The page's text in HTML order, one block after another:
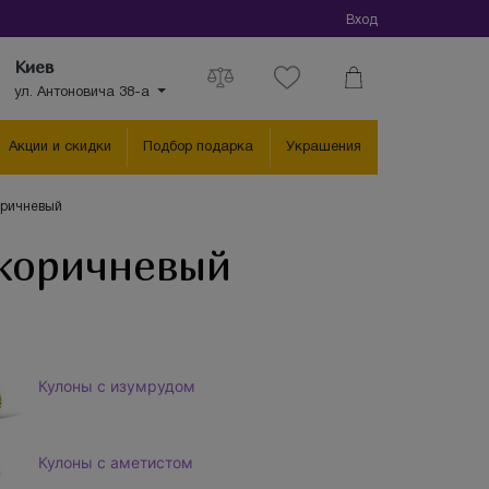
Вход
Киев
ул. Антоновича 38-а
Акции и скидки Подбор подарка Украшения
Кулоны с изумрудом
Кулоны с аметистом